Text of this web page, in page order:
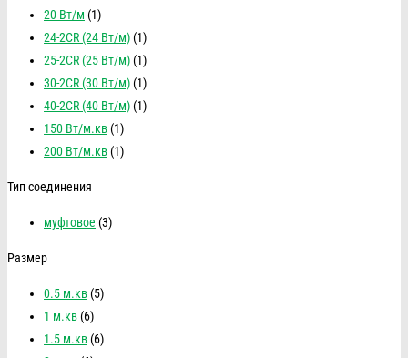
20 Вт/м (1)
24-2CR (24 Вт/м) (1)
25-2CR (25 Вт/м) (1)
30-2CR (30 Вт/м) (1)
40-2CR (40 Вт/м) (1)
150 Вт/м.кв (1)
200 Вт/м.кв (1)
Тип соединения
муфтовое (3)
Размер
0.5 м.кв (5)
1 м.кв (6)
1.5 м.кв (6)